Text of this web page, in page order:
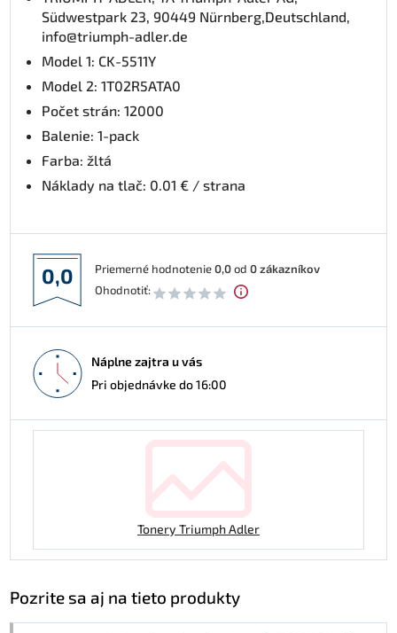
Südwestpark 23, 90449 Nürnberg,Deutschland,
info@triumph-adler.de
Model 1: CK-5511Y
Model 2: 1T02R5ATA0
Počet strán: 12000
Balenie: 1-pack
Farba: žltá
Náklady na tlač: 0.01 € / strana
0,0 Priemerné hodnotenie0,0od 0zákazníkov
Ohodnotiť:
Náplne zajtra u vás
Pri objednávke do 16:00
Tonery Triumph Adler
Pozrite sa aj na tieto produkty